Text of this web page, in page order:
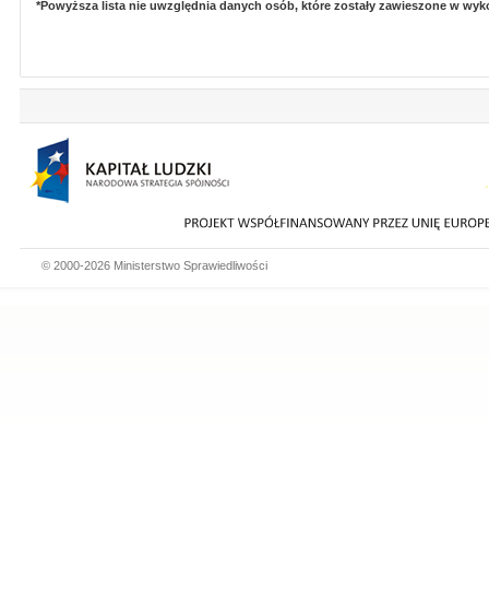
*Powyższa lista nie uwzględnia danych osób, które zostały zawieszone w
© 2000-2026 Ministerstwo Sprawiedliwości